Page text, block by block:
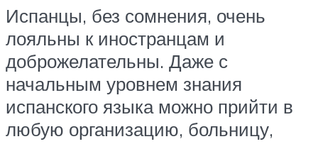
Испанцы, без сомнения, очень
лояльны к иностранцам и
доброжелательны. Даже с
начальным уровнем знания
испанского языка можно прийти в
любую организацию, больницу,